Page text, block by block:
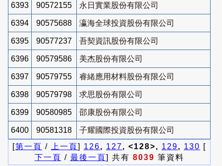
6393 90572155 永日實業股份有限公司
6394 90575688 瀛海全球投資股份有限公司
6395 90577237 吾契資訊股份有限公司
6396 90579586 美杰股份有限公司
6397 90579755 睿緒應用材料股份有限公司
6398 90579798 求思股份有限公司
6399 90580985 邵康股份有限公司
6400 90581318
子耀國際投資股份有限公司
[第一頁 / 上一頁] 126, 127, <128>, 129, 130 [
下一頁 / 最後一頁] 共有 8039 筆資料